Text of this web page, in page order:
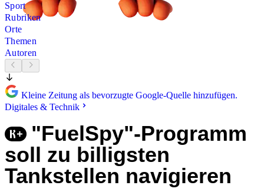
Sport
Rubriken
Orte
Themen
Autoren
Kleine Zeitung als bevorzugte Google-Quelle hinzufügen.
Digitales & Technik
"FuelSpy"-Programm
soll zu billigsten
Tankstellen navigieren